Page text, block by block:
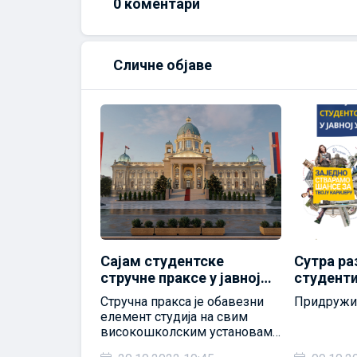
0 коментари
Сличне објаве
Сајам студентске
стручне праксе у јавној
управи
Стручна пракса је обавезни
елемент студија на свим
високошколским установама
Сутра
Пазару о